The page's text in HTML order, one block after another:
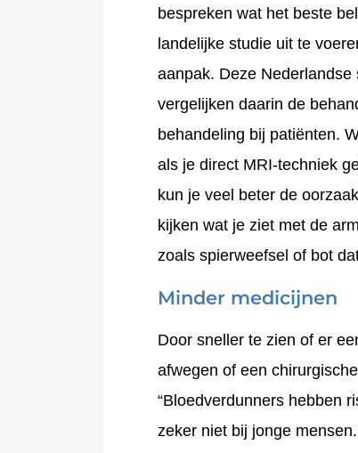
bespreken wat het beste
landelijke studie uit te
aanpak. Deze
vergelijken daarin de
behandeling bij patiënten.
als je direct MRI-techniek
kun je veel beter de
kijken wat je ziet met de
zoals spierweefsel of bot
Minder medicijnen
Door sneller te zien of er
afwegen of een
“Bloedverdunners hebben
zeker niet bij jonge